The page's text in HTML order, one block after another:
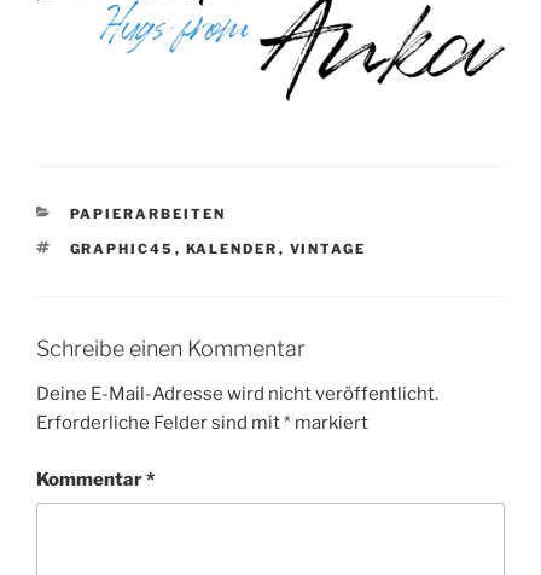
KATEGORIEN
PAPIERARBEITEN
SCHLAGWÖRTER
GRAPHIC45 , KALENDER , VINTAGE
Schreibe einen Kommentar
Deine E-Mail-Adresse wird nicht veröffentlicht.
Erforderliche Felder sind mit* markiert
Kommentar*